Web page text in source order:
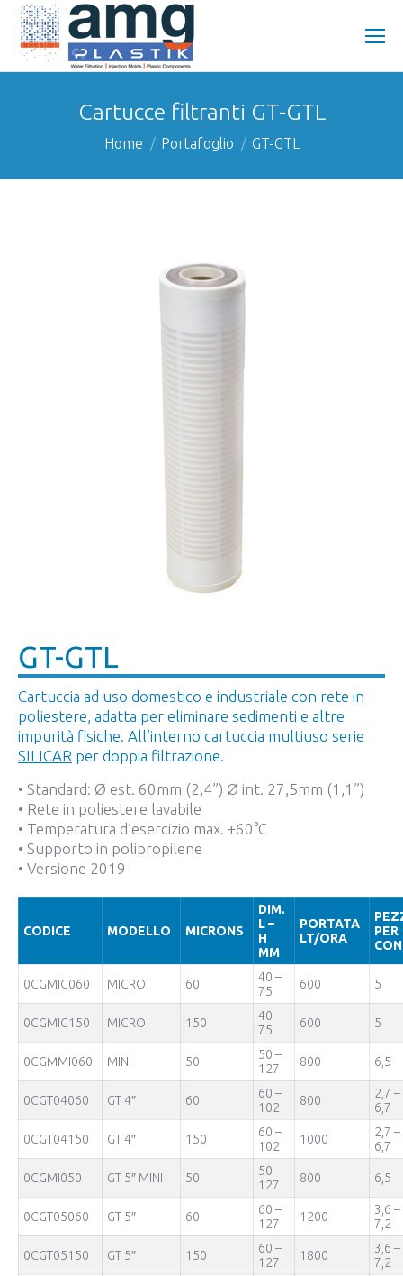
Cartucce filtranti GT-GTL
You are here:
Home Portafoglio GT-GTL
GT-GTL
Cartuccia ad uso domestico e industriale con rete in
poliestere, adatta per eliminare sedimenti e altre
impurità fisiche. All’interno cartuccia multiuso serie
SILICAR per doppia filtrazione.
• Standard: Ø est. 60mm (2,4”) Ø int. 27,5mm (1,1”)
• Rete in poliestere lavabile
• Temperatura d’esercizio max. +60°C
• Supporto in polipropilene
• Versione 2019
CODICE MODELLO MICRONS
DIM.
L –
H
MM
PORTATA
LT/ORA
PER
0CGMIC060 MICRO 60
40 –
75
600 5
0CGMIC150 MICRO 150
40 –
75
600 5
0CGMMI060 MINI 50
50 –
127
800 6,5
0CGT04060 GT 4″ 60
60 –
102
800
2,7 –
6,7
0CGT04150 GT 4″ 150
60 –
102
1000
2,7 –
6,7
0CGMI050 GT 5″ MINI 50
50 –
127
800 6,5
0CGT05060 GT 5″ 60
60 –
127
1200
3,6 –
7,2
0CGT05150 GT 5″ 150
60 –
127
1800
3,6 –
7,2